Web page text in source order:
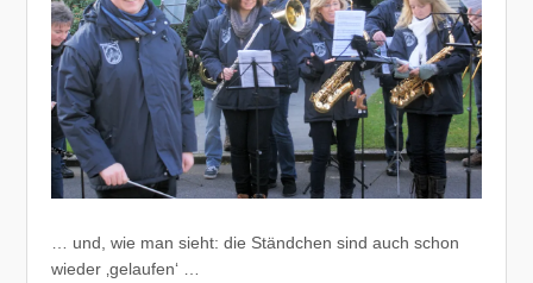
… und, wie man sieht: die Ständchen sind auch schon
wieder ‚gelaufen‘ …